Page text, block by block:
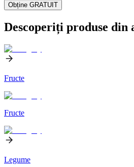
Obține GRATUIT
Descoperiți produse din
Fructe
Fructe
Legume